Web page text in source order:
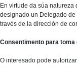
En virtude da súa
designado un Delegado
través de la dirección de
Consentimento para toma
O interesado pode